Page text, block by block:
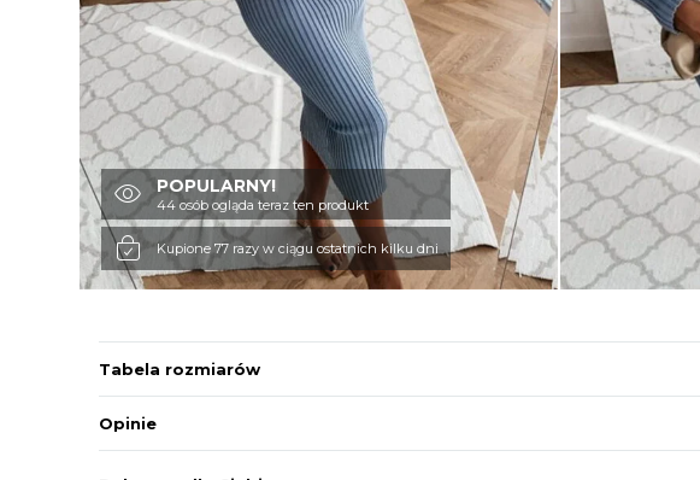
POPULARNY!
44 osób ogląda teraz ten produkt
Kupione 77 razy w ciągu ostatnich kilku dni
Tabela rozmiarów
Opinie